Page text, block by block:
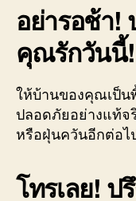
อย่ารอช้า!
คุณรักวันนี้!
ให้บ้านของคุณเป็
ปลอดภัยอย่างแท้จ
หรือฝุ่นควันอีกต่อไ
โทรเลย! ป